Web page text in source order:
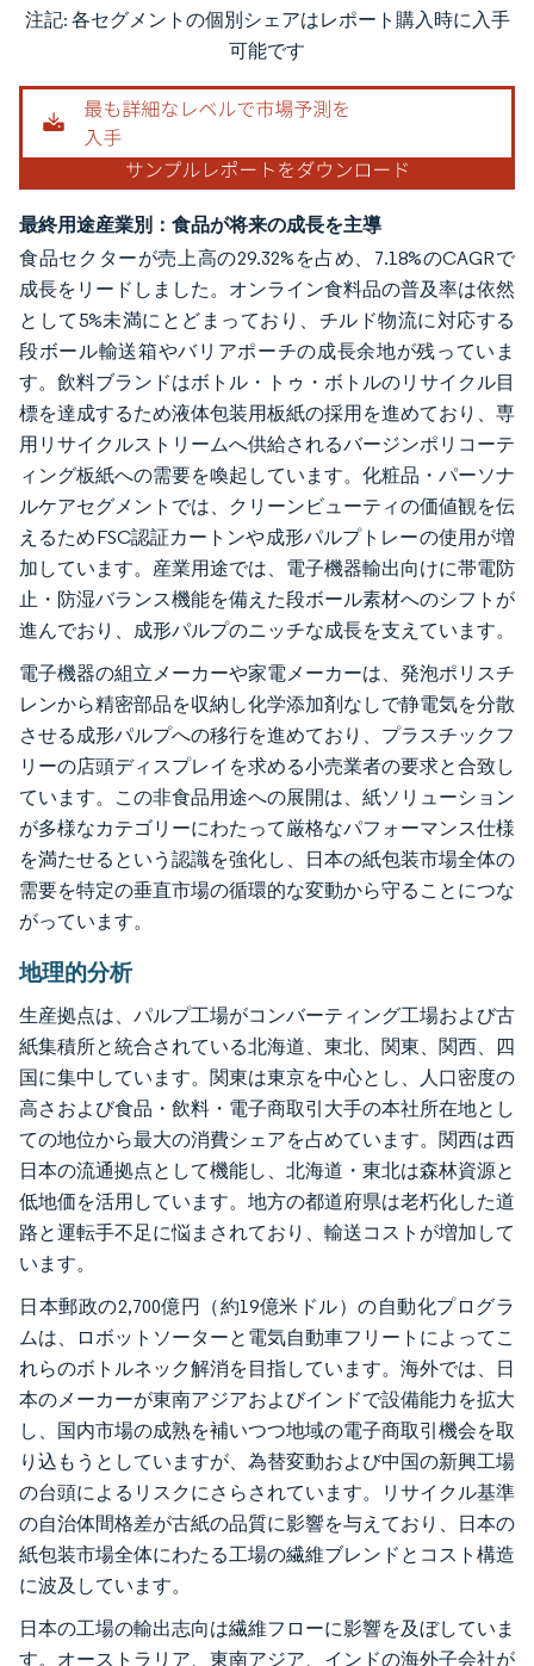
画像 © Mordor Intelligence。再利用にはCC BY 4.0の表示が必要です。
注記: 各セグメントの個別シェアはレポート購入時に入手
可能です
最終用途産業別：食品が将来の成長を主導
食品セクターが売上高の29.32%を占め、7.18%のCAGRで
成長をリードしました。オンライン食料品の普及率は依然
として5%未満にとどまっており、チルド物流に対応する
段ボール輸送箱やバリアポーチの成長余地が残っていま
す。飲料ブランドはボトル・トゥ・ボトルのリサイクル目
標を達成するため液体包装用板紙の採用を進めており、専
用リサイクルストリームへ供給されるバージンポリコーテ
ィング板紙への需要を喚起しています。化粧品・パーソナ
ルケアセグメントでは、クリーンビューティの価値観を伝
えるためFSC認証カートンや成形パルプトレーの使用が増
加しています。産業用途では、電子機器輸出向けに帯電防
止・防湿バランス機能を備えた段ボール素材へのシフトが
進んでおり、成形パルプのニッチな成長を支えています。
電子機器の組立メーカーや家電メーカーは、発泡ポリスチ
レンから精密部品を収納し化学添加剤なしで静電気を分散
させる成形パルプへの移行を進めており、プラスチックフ
リーの店頭ディスプレイを求める小売業者の要求と合致し
ています。この非食品用途への展開は、紙ソリューション
が多様なカテゴリーにわたって厳格なパフォーマンス仕様
を満たせるという認識を強化し、日本の紙包装市場全体の
需要を特定の垂直市場の循環的な変動から守ることにつな
がっています。
地理的分析
生産拠点は、パルプ工場がコンバーティング工場および古
紙集積所と統合されている北海道、東北、関東、関西、四
国に集中しています。関東は東京を中心とし、人口密度の
高さおよび食品・飲料・電子商取引大手の本社所在地とし
ての地位から最大の消費シェアを占めています。関西は西
日本の流通拠点として機能し、北海道・東北は森林資源と
低地価を活用しています。地方の都道府県は老朽化した道
路と運転手不足に悩まされており、輸送コストが増加して
います。
日本郵政の2,700億円（約19億米ドル）の自動化プログラ
ムは、ロボットソーターと電気自動車フリートによってこ
れらのボトルネック解消を目指しています。海外では、日
本のメーカーが東南アジアおよびインドで設備能力を拡大
し、国内市場の成熟を補いつつ地域の電子商取引機会を取
り込もうとしていますが、為替変動および中国の新興工場
の台頭によるリスクにさらされています。リサイクル基準
の自治体間格差が古紙の品質に影響を与えており、日本の
紙包装市場全体にわたる工場の繊維ブレンドとコスト構造
に波及しています。
日本の工場の輸出志向は繊維フローに影響を及ぼしていま
す。オーストラリア、東南アジア、インドの海外子会社が